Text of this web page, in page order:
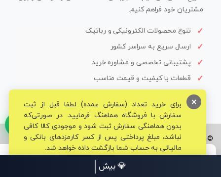
مشتریان خود فراهم کنیم.
تنوع محصولات الکترونیکی و رباتیک
ارسال سریع به سراسر کشور
پشتیبانی تخصصی و مشاوره خرید
قطعات با کیفیت و قیمت مناسب
© تمامی حقوق برای فروشگاه تخصصی قم الکترونیک محفوظ می‌باشد.
برای خرید تعداد (سفارش عمده) لطفا قبل از ثبت
سفارش با فروشگاه هماهنگ فرمایید. در صورتی‌که
بدون هماهنگی سفارش ثبت شود و موجودی کالا کافی
نباشد، مبلغ پرداختی پس از کسر کارمزدهای بانکی و
مالیاتی به حساب شما بازگشت داده خواهد شد.
×
💥ق